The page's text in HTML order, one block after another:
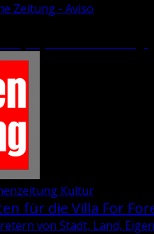
Zeitung - Aviso
Kultur
für die Villa For
von Stadt, Land,